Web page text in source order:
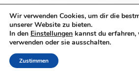
Social Media Kanäle des
Wir verwenden Cookies, um dir die
unserer Website zu bieten.
In den Einstellungen kannst du
verwenden oder sie ausschalten.
Zustimmen